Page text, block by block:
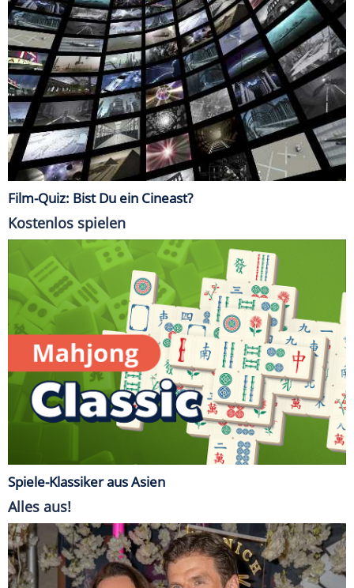
Film-Quiz: Bist Du ein Cineast?
Kostenlos spielen
Spiele-Klassiker aus Asien
Alles aus!